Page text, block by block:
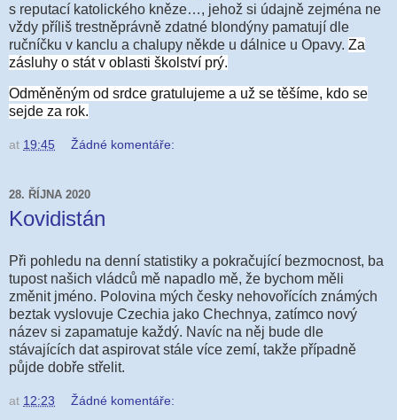
s reputací katolického kněze…, jehož si údajně zejména ne
vždy příliš trestněprávně zdatné blondýny pamatují dle
ručníčku v kanclu a chalupy někde u dálnice u Opavy. Za
zásluhy o stát v oblasti školství prý.
Odměněným od srdce gratulujeme a už se těšíme, kdo se
sejde za rok.
at 19:45 Žádné komentáře:
28. ŘÍJNA 2020
Kovidistán
Při pohledu na denní statistiky a pokračující bezmocnost, ba
tupost našich vládců mě napadlo mě, že bychom měli
změnit jméno. Polovina mých česky nehovořících známých
beztak vyslovuje Czechia jako Chechnya, zatímco nový
název si zapamatuje každý. Navíc na něj bude dle
stávajících dat aspirovat stále více zemí, takže případně
půjde dobře střelit.
at 12:23 Žádné komentáře: